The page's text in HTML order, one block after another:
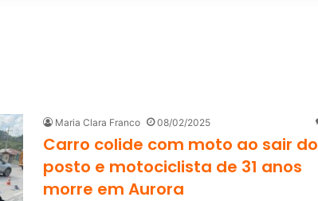
Maria Clara Franco 08/02/2025
Carro colide com moto ao sair do
posto e motociclista de 31 anos
morre em Aurora